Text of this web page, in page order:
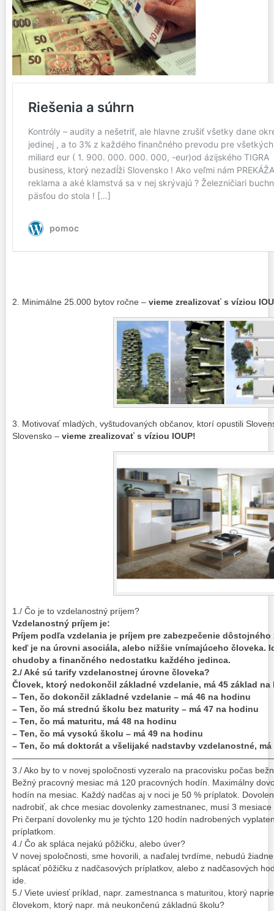
2. Minimálne 25.000 bytov ročne – vieme zrealizovať s víziou
3. Motivovať mladých, vyštudovaných občanov, ktorí opustili
Slovensko – vieme zrealizovať s víziou IOUP!
1./ Čo je to vzdelanostný príjem?
Vzdelanostný príjem je:
Príjem podľa vzdelania je príjem pre zabezpečenie
keď je na úrovni asociála, alebo nižšie vnímajúceho človeka.
chudoby a finančného nedostatku každého jedinca.
2./ Aké sú tarify vzdelanostnej úrovne človeka?
Človek, ktorý nedokončil základné vzdelanie, má 45 základ na
– Ten, čo dokončil základné vzdelanie – má 46 na hodinu
– Ten, čo má strednú školu bez maturity – má 47 na hodinu
– Ten, čo má maturitu, má 48 na hodinu
– Ten, čo má vysokú školu – má 49 na hodinu
– Ten, čo má doktorát a všelijaké nadstavby vzdelanostné,
3./ Ako by to v novej spoločnosti vyzeralo na pracovisku počas
Bežný pracovný mesiac má 120 pracovných hodín. Maximálny
hodín na mesiac. Každý nadčas aj v noci je 50 % príplatok.
nadrobiť, ak chce mesiac dovolenky zamestnanec, musí 3
Pri čerpaní dovolenky mu je týchto 120 hodín nadrobených
príplatkom.
4./ Čo ak spláca nejakú pôžičku, alebo úver?
V novej spoločnosti, sme hovorili, a naďalej tvrdíme, nebudú
splácať pôžičku z nadčasových príplatkov, alebo z nadčasových
ide.
5./ Viete uviesť príklad, napr. zamestnanca s maturitou, ktorý
človekom, ktorý napr. má neukončenú základnú školu?